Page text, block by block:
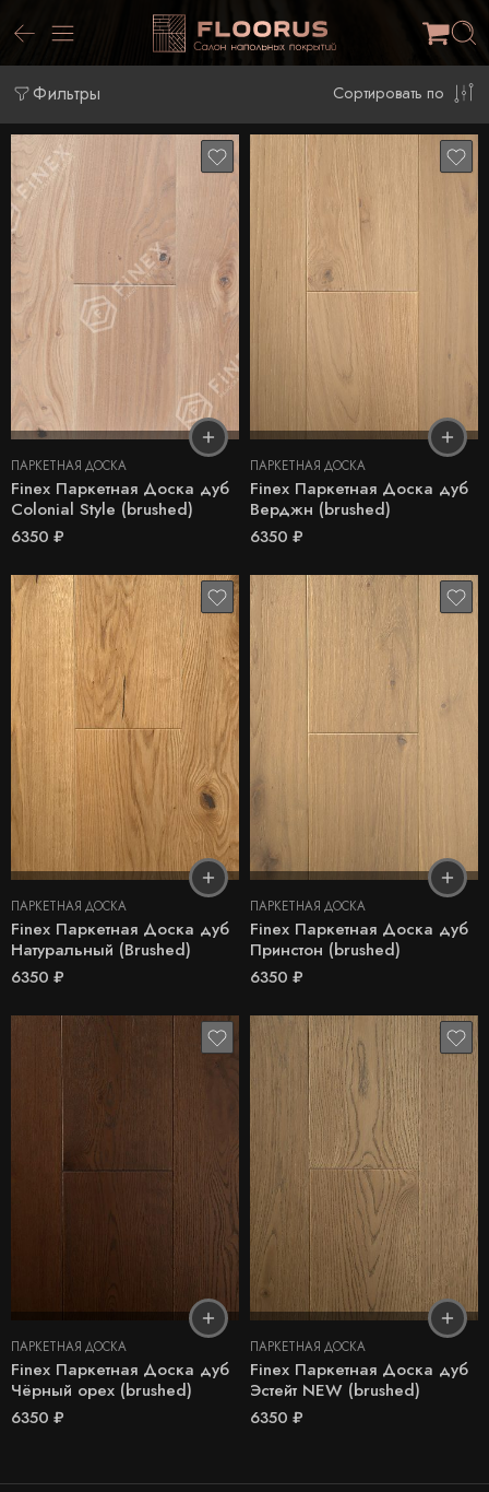
Фильтры Сортировать по
ПАРКЕТНАЯ ДОСКА
Finex Паркетная Доска дуб
Colonial Style (brushed)
6350 ₽
ПАРКЕТНАЯ ДОСКА
Finex Паркетная Доска дуб
Верджн (brushed)
6350 ₽
ПАРКЕТНАЯ ДОСКА
Finex Паркетная Доска дуб
Натуральный (Brushed)
6350 ₽
ПАРКЕТНАЯ ДОСКА
Finex Паркетная Доска дуб
Принстон (brushed)
6350 ₽
ПАРКЕТНАЯ ДОСКА
Finex Паркетная Доска дуб
Чёрный орех (brushed)
6350 ₽
ПАРКЕТНАЯ ДОСКА
Finex Паркетная Доска дуб
Эстейт NEW (brushed)
6350 ₽